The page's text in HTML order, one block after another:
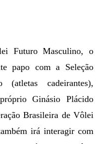
Futuro Masculino, o
papo com a Seleção
cadeirantes),
Ginásio Plácido
Brasileira de Vôlei
irá interagir com